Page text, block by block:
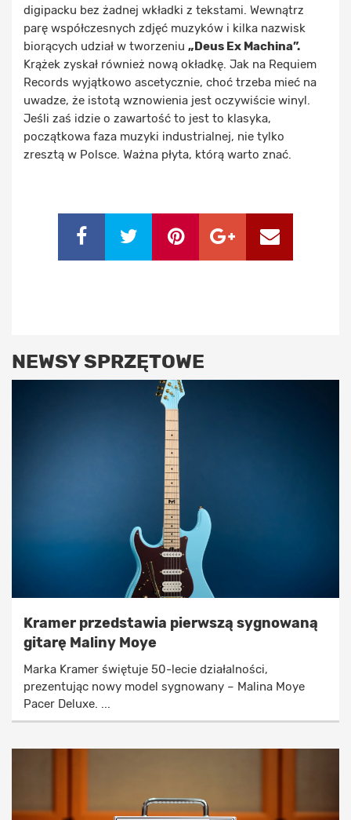
digipacku bez żadnej wkładki z tekstami. Wewnątrz
parę współczesnych zdjęć muzyków i kilka nazwisk
biorących udział w tworzeniu „Deus Ex Machina”.
Krążek zyskał również nową okładkę. Jak na Requiem
Records wyjątkowo ascetycznie, choć trzeba mieć na
uwadze, że istotą wznowienia jest oczywiście winyl.
Jeśli zaś idzie o zawartość to jest to klasyka,
początkowa faza muzyki industrialnej, nie tylko
zresztą w Polsce. Ważna płyta, którą warto znać.
NEWSY SPRZĘTOWE
Kramer przedstawia pierwszą sygnowaną
gitarę Maliny Moye
Marka Kramer świętuje 50-lecie działalności,
prezentując nowy model sygnowany – Malina Moye
Pacer Deluxe. ...